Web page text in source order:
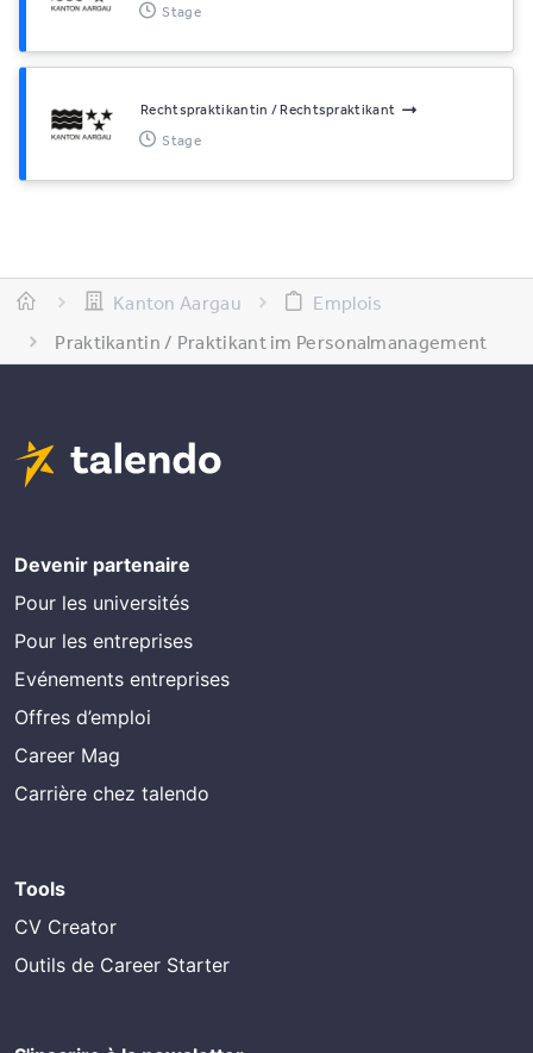
Stage
Rechtspraktikantin / Rechtspraktikant
Stage
Kanton Aargau
Emplois
Praktikantin / Praktikant im Personalmanagement
Devenir partenaire
Pour les universités
Pour les entreprises
Evénements entreprises
Offres d’emploi
Career Mag
Carrière chez talendo
Tools
CV Creator
Outils de Career Starter